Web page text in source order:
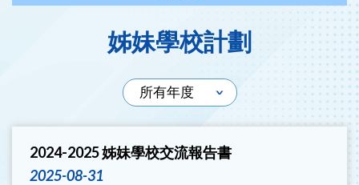
姊妹學校計劃
2024-2025 姊妹學校交流報告書
2025-08-31